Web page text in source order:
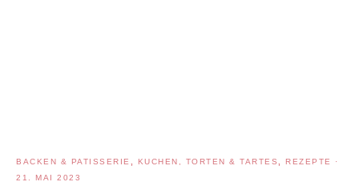
BACKEN & PATISSERIE KUCHEN, TORTEN & TARTES REZEPTE
·
21. MAI 2023